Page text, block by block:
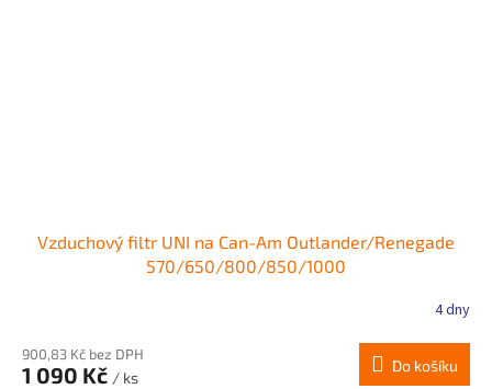
Vzduchový filtr UNI na Can-Am Outlander/Renegade
570/650/800/850/1000
4 dny
900,83 Kč bez DPH
1 090 Kč / ks
Do košíku